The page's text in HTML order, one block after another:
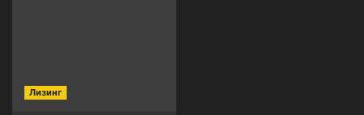
Лизинг